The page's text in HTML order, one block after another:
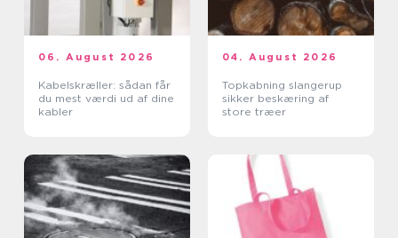
06. August 2026
Kabelskræller: sådan får
du mest værdi ud af dine
kabler
04. August 2026
Topkabning slangerup
sikker beskæring af
store træer